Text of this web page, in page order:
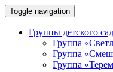
Toggle navigation
Группы детского
Группа
Группа
Группа